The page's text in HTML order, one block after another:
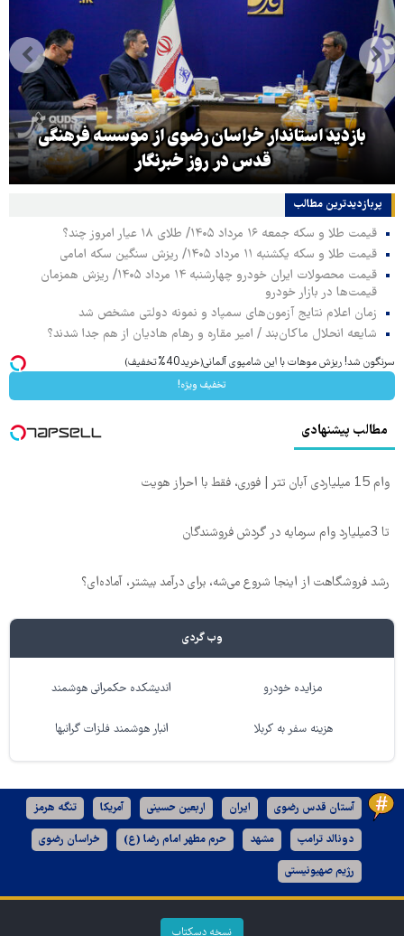
بازدید استاندار خراسان رضوی از موسسه فرهنگی
قدس در روز خبرنگار
پربازدیدترین‌ مطالب
قیمت طلا و سکه جمعه ۱۶ مرداد ۱۴۰۵/ طلای ۱۸ عیار امروز چند؟
قیمت طلا و سکه یکشنبه ۱۱ مرداد ۱۴۰۵/ ریزش سنگین سکه امامی
قیمت محصولات ایران خودرو چهارشنبه ۱۴ مرداد ۱۴۰۵/ ریزش همزمان
قیمت‌ها در بازار خودرو
زمان اعلام نتایج آزمون‌های سمپاد و نمونه دولتی مشخص شد
شایعه انحلال ماکان‌بند / امیر مقاره و رهام هادیان از هم جدا شدند؟
سرنگون شد! ریزش موهات با این شامپوی آلمانی(خرید40%تخفیف)
تخفیف ویژه!
مطالب پیشنهادی
وام 15 میلیاردی آبان تتر | فوری، فقط با احراز هویت
تا 3میلیارد وام سرمایه در گردش فروشندگان
رشد فروشگاهت از اینجا شروع می‌شه، برای درآمد بیشتر، آماده‌ای؟
وب گردی
مزایده خودرو اندیشکده حکمرانی هوشمند
هزینه سفر به کربلا انبار هوشمند فلزات گرانبها
آستان قدس رضوی ایران اربعین حسینی آمریکا تنگه هرمز
دونالد ترامپ مشهد حرم مطهر امام رضا (ع) خراسان رضوی
رژیم صهیونیستی
نسخه دسکتاپ